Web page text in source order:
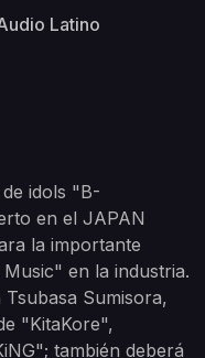
Latino
idols "B-
en el JAPAN
la importante
en la industria.
Sumisora,
"KitaKore",
también deberá